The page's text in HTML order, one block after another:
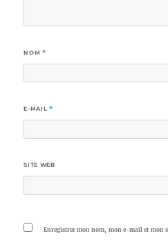
NOM *
E-MAIL *
SITE WEB
Enregistrer mon nom, mon e-mail et mon